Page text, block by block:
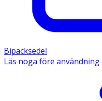
Bipacksedel
Läs noga före användning